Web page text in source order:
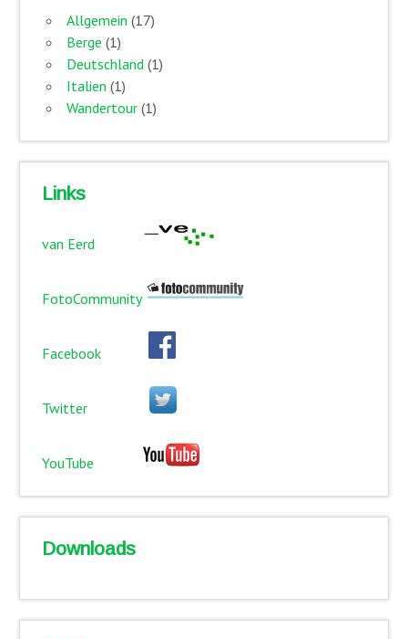
Allgemein (17)
Berge (1)
Deutschland(1)
Italien (1)
Wandertour(1)
Links
van Eerd
FotoCommunity
Facebook
Twitter
YouTube
Downloads